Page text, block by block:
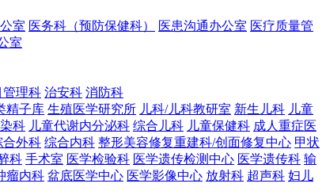
室 医务科（预防保健科） 医患沟通办公室 医疗质量管
室
管理科 治安科 消防科
精子库 生殖医学研究所 儿科/儿科教研室 新生儿科 儿童
科 儿童代谢内分泌科 综合儿科 儿童保健科 成人重症医
合外科 综合内科 整形美容修复重建科/创面修复中心 甲状
科 手术室 医学检验科 医学遗传检测中心 医学遗传科 输
瘤内科 盆底医学中心 医学影像中心 放射科 超声科 妇儿